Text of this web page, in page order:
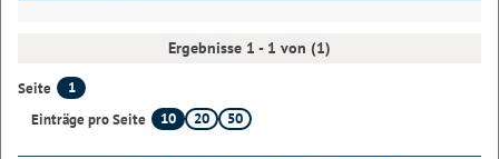
Ergebnisse 1 - 1 von (1)
Seite
1
Einträge pro Seite
10 20 50